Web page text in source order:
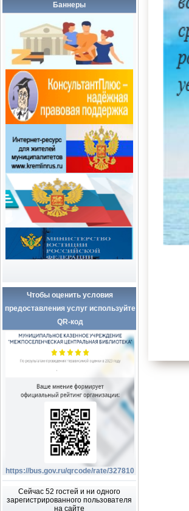
Баннеры
Чтобы оценить условия
предоставления услуг используйте
QR-код
https://bus.gov.ru/qrcode/rate/327810
Сейчас 52 гостей и ни одного
зарегистрированного пользователя
на сайте